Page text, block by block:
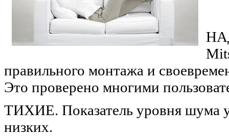
правильного монтажа и
Это проверено многими
ТИХИЕ. Показатель уровня шума
низких.